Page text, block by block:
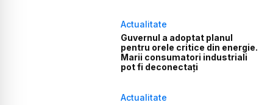
Actualitate
Guvernul a adoptat planul
pentru orele critice din energie.
Marii consumatori industriali
pot fi deconectați
Actualitate